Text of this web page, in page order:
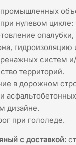
нулевом
систем
территорий.
в дорожном
дизайне.
при гололеде.
с доставкой: